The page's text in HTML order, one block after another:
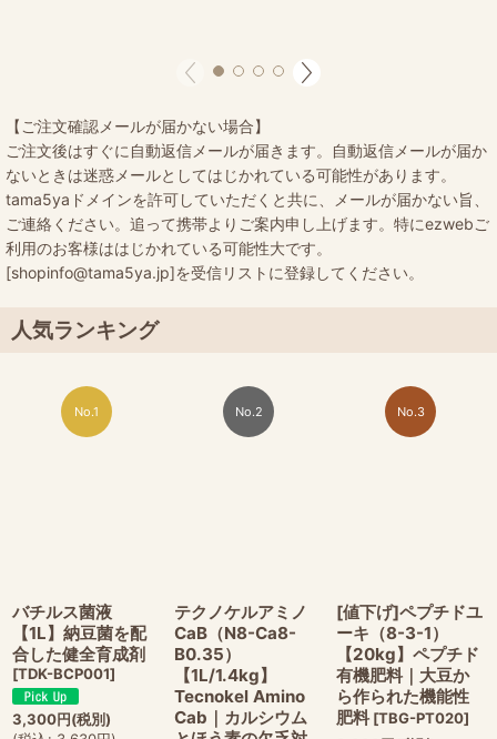
【ご注文確認メールが届かない場合】
ご注文後はすぐに自動返信メールが届きます。自動返信メールが届か
ないときは迷惑メールとしてはじかれている可能性があります。
tama5yaドメインを許可していただくと共に、メールが届かない旨、
ご連絡ください。追って携帯よりご案内申し上げます。特にezwebご
利用のお客様ははじかれている可能性大です。
[shopinfo@tama5ya.jp]を受信リストに登録してください。
人気ランキング
No.1
バチルス菌液
【1L】納豆菌を配
合した健全育成剤
[TDK-BCP001]
3,300円(税別)
No.2
テクノケルアミノ
CaB（N8-Ca8-
B0.35）
【1L/1.4kg】
Tecnokel Amino
Cab｜カルシウム
No.3
[値下げ]ペプチドユ
ーキ（8-3-1）
【20kg】ペプチド
有機肥料｜大豆か
ら作られた機能性
肥料 [TBG-PT020]